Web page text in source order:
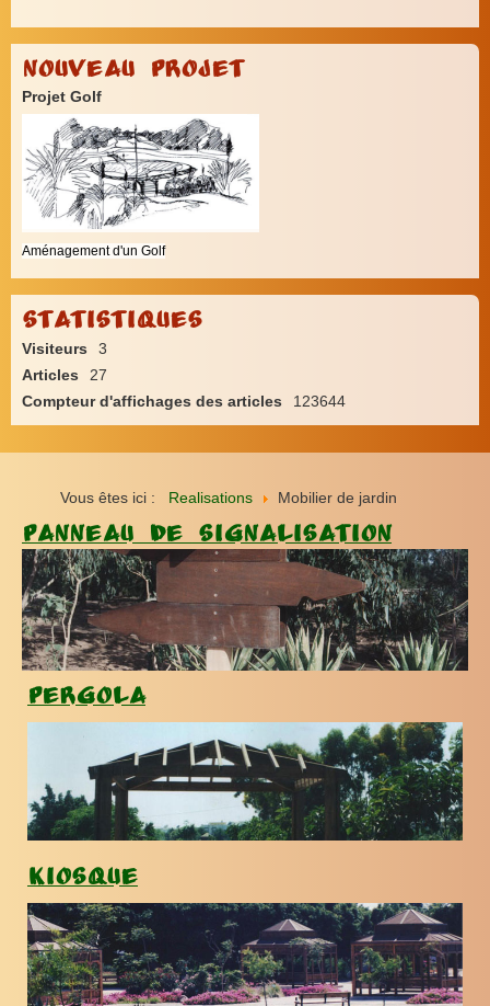
Nouveau Projet
Projet Golf
Aménagement d'un Golf
Statistiques
Visiteurs
3
Articles
27
Compteur d'affichages des articles
123644
Vous êtes ici : Realisations Mobilier de jardin
Panneau de signalisation
Pergola
Kiosque